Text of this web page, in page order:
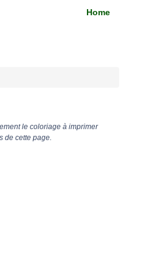
Home
le coloriage à imprimer
de cette page.